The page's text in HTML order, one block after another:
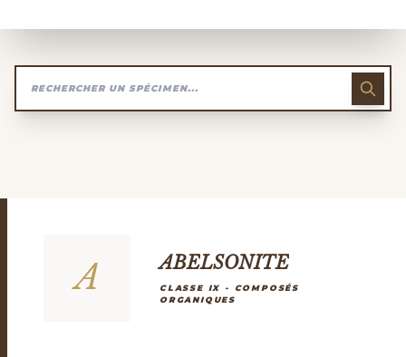
A ABELSONITE
CLASSE IX - COMPOSÉS
ORGANIQUES